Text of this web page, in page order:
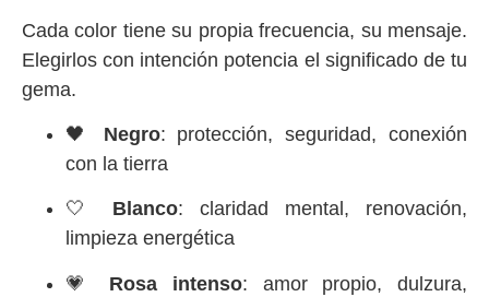
Cada color tiene su propia frecuencia, su mensaje.
Elegirlos con intención potencia el significado de tu
gema.
🖤 Negro: protección, seguridad, conexión
con la tierra
🤍 Blanco: claridad mental, renovación,
limpieza energética
💗 Rosa intenso: amor propio, dulzura,